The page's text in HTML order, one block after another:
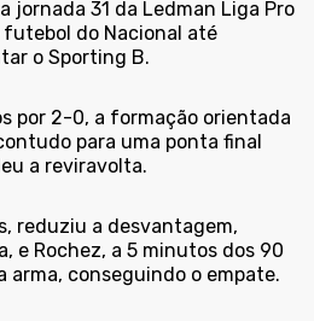
jornada 31 da Ledman Liga Pro
futebol do Nacional até
o Sporting B.
por 2-0, a formação orientada
para uma ponta final
a reviravolta.
reduziu a desvantagem,
e Rochez, a 5 minutos dos 90
arma, conseguindo o empate.